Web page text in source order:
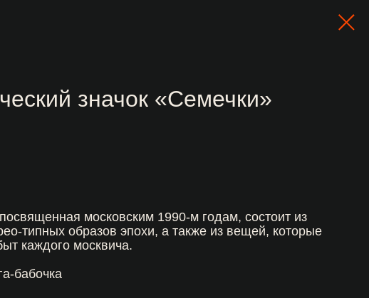
значок «Семечки»
московским 1990-м годам, состоит из
типных образов эпохи, а также из вещей, которые
каждого москвича.
бабочка